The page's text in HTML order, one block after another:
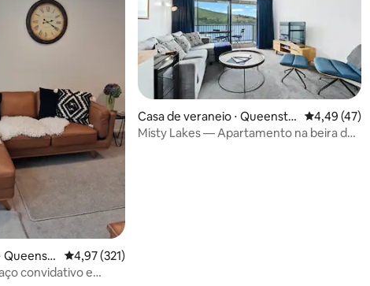
5, 45 avaliações
Queenst
4,97 de uma avaliação média de 5, 321 avaliações
4,97 (321)
convidativo e
Casa de veraneio ⋅ Queensto
wn
4,49 de
4,49 (47)
Misty Lakes — Apartamento na beira do